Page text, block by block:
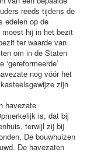
reeds tijdens de
edelen op de
moest hij in het bezit
ter waarde van
om in de Staten
nog vóór het
zijn
havezate
is, dat bij
terwijl zij bij
De bouwhuizen
De havezaten